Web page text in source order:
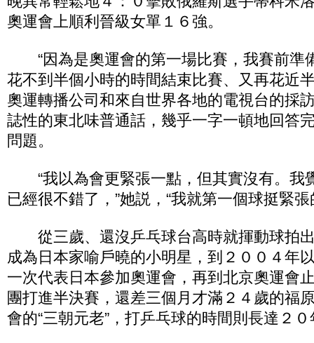
奧運會上順利晉級女單１６強。
“因為是奧運會的第一場比賽，我賽前準
花不到半個小時的時間結束比賽、又再花近
奧運轉播公司和來自世界各地的電視台的採
誌性的東北味普通話，幾乎一字一頓地回答
問題。
“我以為會更緊張一點，但其實沒有。我
已經很不錯了，”她説，“我就第一個球挺緊
從三歲、還沒乒乓球台高時就揮動球拍
成為日本家喻戶曉的小明星，到２００４年
一次代表日本參加奧運會，再到北京奧運會
團打進半決賽，還差三個月才滿２４歲的福
會的“三朝元老”，打乒乓球的時間則長達２